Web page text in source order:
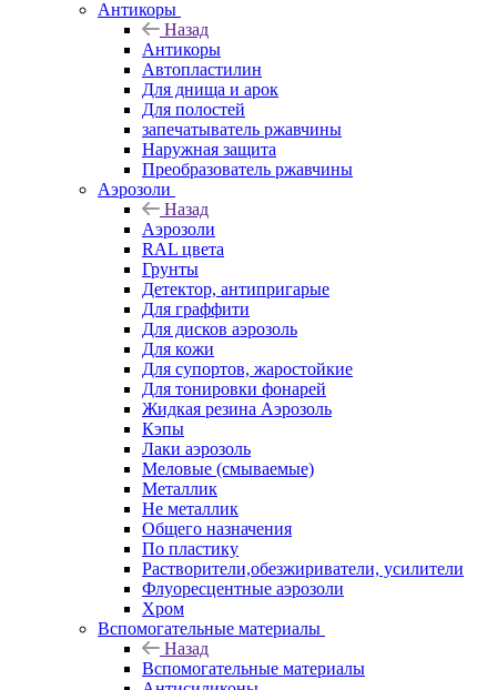
Антикоры
Назад
Антикоры
Автопластилин
Для днища и арок
Для полостей
запечатыватель ржавчины
Наружная защита
Преобразователь ржавчины
Аэрозоли
Назад
Аэрозоли
RAL цвета
Грунты
Детектор, антипригарые
Для граффити
Для дисков аэрозоль
Для кожи
Для супортов, жаростойкие
Для тонировки фонарей
Жидкая резина Аэрозоль
Кэпы
Лаки аэрозоль
Меловые (смываемые)
Металлик
Не металлик
Общего назначения
По пластику
Растворители,обезжириватели, усилители
Флуоресцентные аэрозоли
Хром
Вспомогательные материалы
Назад
Вспомогательные материалы